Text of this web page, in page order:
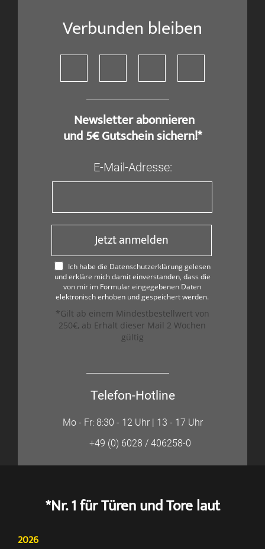
Verbunden bleiben
​ Newsletter abonnieren
und 5€ Gutschein sichern!*
E-Mail-Adresse:
Jetzt anmelden
Ich habe die Datenschutzerklärung gelesen
und erkläre mich damit einverstanden, dass die
von mir im Formular eingegebenen Daten
elektronisch erhoben und gespeichert werden.
*Gilt ab einem Mindestbestellwert von
250€, ab Erhalt dieser Mail 2 Wochen
gültig
Telefon-Hotline
Mo - Fr: 8:30 - 12 Uhr | 13 - 17 Uhr
+49 (0) 6028 / 406258-0
*Nr. 1 für Türen und Tore laut
2026